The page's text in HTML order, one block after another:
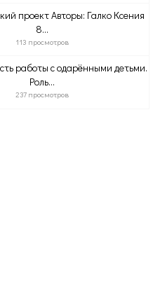
проект Авторы: Галко Ксения
8...
113 просмотров
работы с одарёнными детьми.
Роль...
237 просмотров